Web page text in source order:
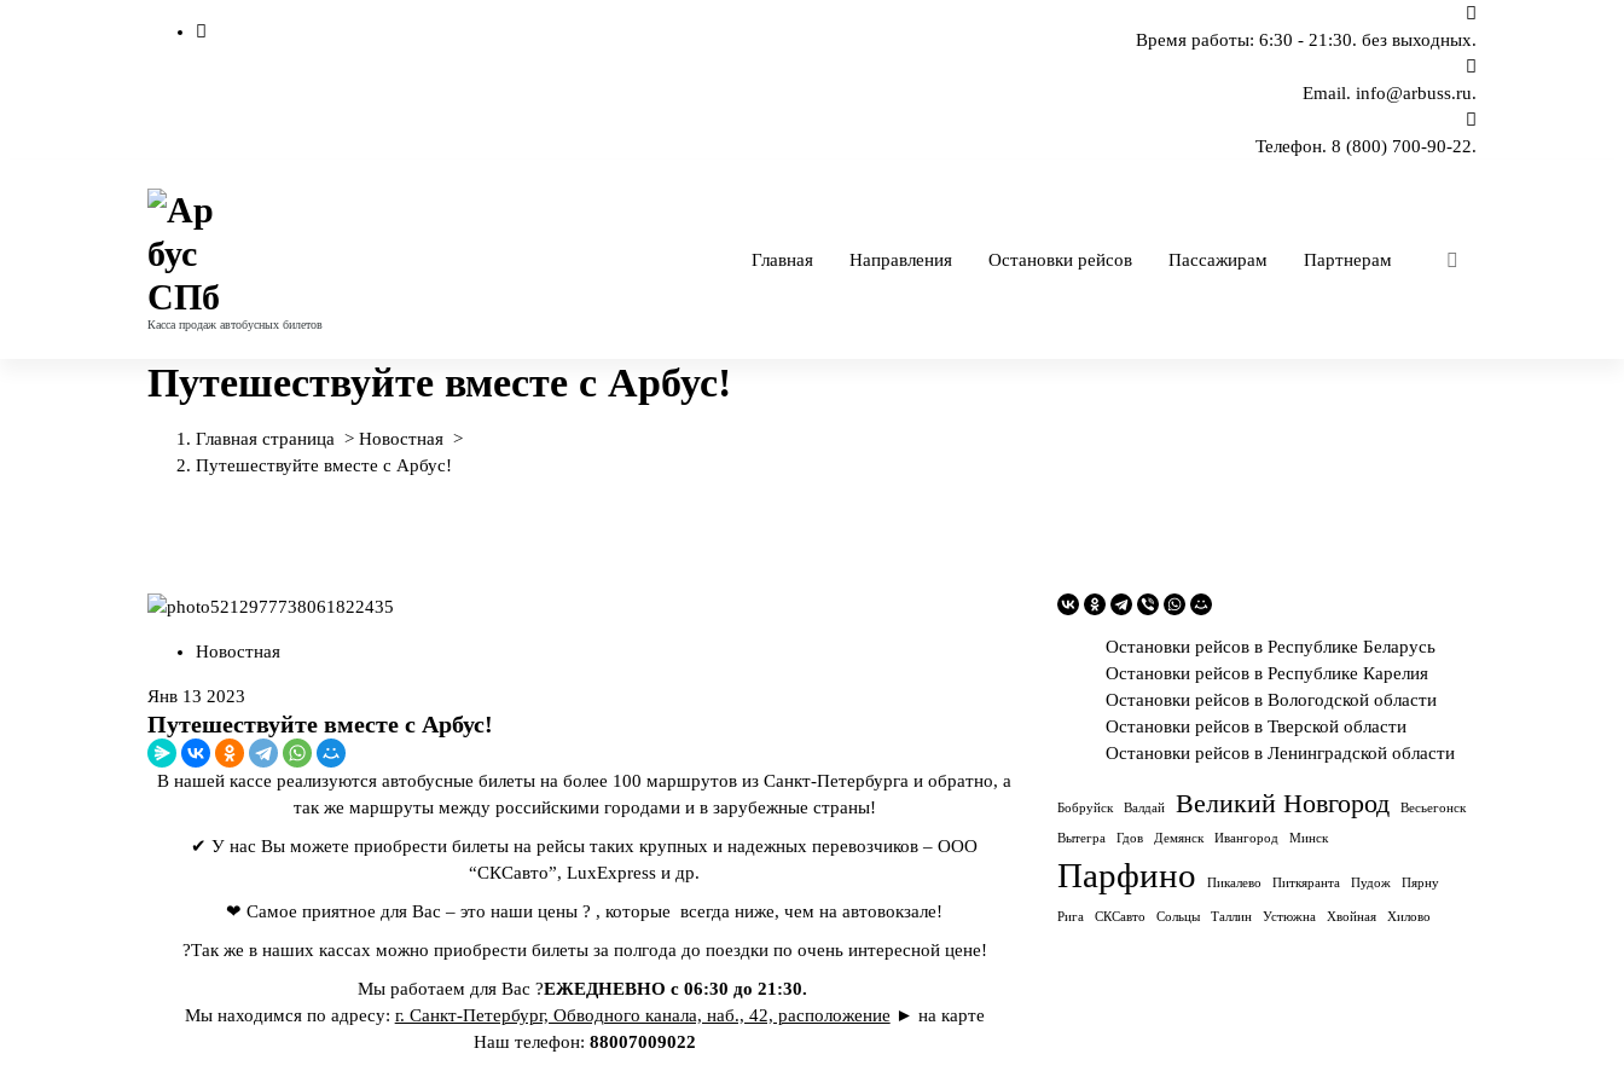
Время работы: 6:30 - 21:30. без выходных.
Email. info@arbuss.ru.
Телефон. 8 (800) 700-90-22.
Касса продаж автобусных билетов
Главная Направления Остановки рейсов Пассажирам Партнерам
Путешествуйте вместе с Арбус!
Главная страница > Новостная >
Путешествуйте вместе с Арбус!
Новостная
Янв 13 2023
Путешествуйте вместе с Арбус!
В нашей кассе реализуются автобусные билеты на более 100 маршрутов из Санкт-Петербурга и обратно, а
так же маршруты между российскими городами и в зарубежные страны!
✔ У нас Вы можете приобрести билеты на рейсы таких крупных и надежных перевозчиков –ООО
“СКСавто”, LuxExpress и др.
❤ Самое приятное для Вас – это наши цены ? , которые всегда ниже, чем на автовокзале!
?Так же в наших кассах можно приобрести билеты за полгода до поездки по очень интересной цене!
Мы работаем для Вас ?ЕЖЕДНЕВНО с 06:30 до 21:30.
Мы находимся по адресу: г. Санкт-Петербург, Обводного канала, наб., 42, расположение ► на карте
Наш телефон: 88007009022
Остановки рейсов в Республике Беларусь
Остановки рейсов в Республике Карелия
Остановки рейсов в Вологодской области
Остановки рейсов в Тверской области
Остановки рейсов в Ленинградской области
Бобруйск Валдай Великий Новгород Весьегонск
Вытегра Гдов Демянск Ивангород Минск
Парфино Пикалево Питкяранта Пудож Пярну
Рига СКСавто Сольцы Таллин Устюжна Хвойная Хилово